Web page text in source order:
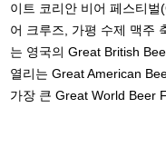
이트 코리안 비어 페스티
어 크루즈, 가평 수제 맥주
는 영국의 Great British
열리는 Great American
가장 큰 Great World Beer